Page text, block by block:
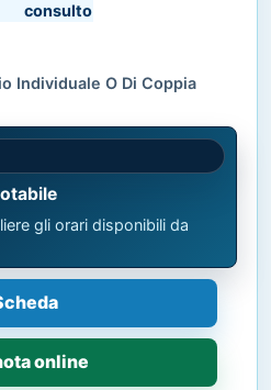
consulto
Individuale O Di Coppia
gli orari disponibili da
online